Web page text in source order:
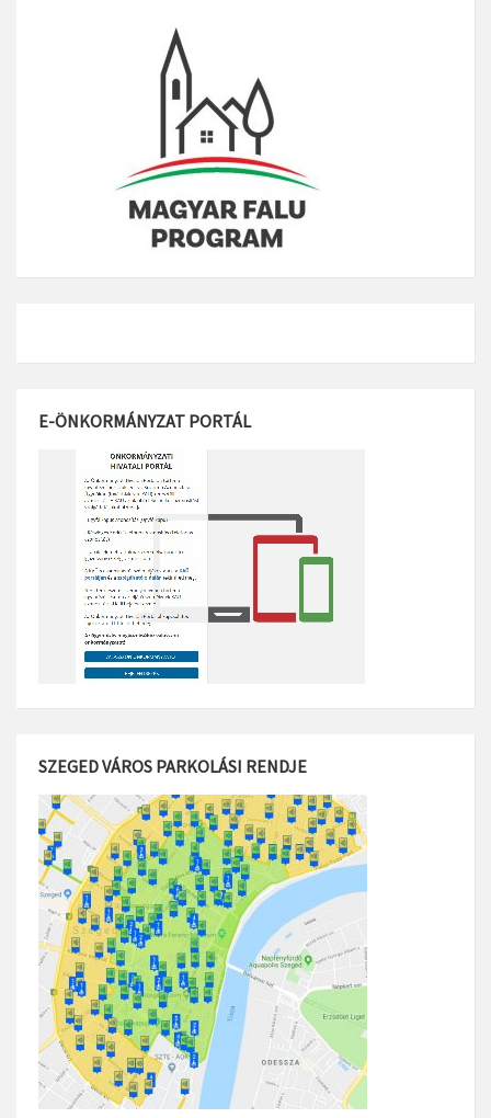
E-ÖNKORMÁNYZAT PORTÁL
SZEGED VÁROS PARKOLÁSI RENDJE